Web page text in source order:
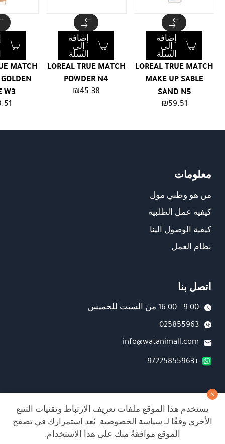
LOREAL TRUE MATCH
MAKE UP SABLE
SAND N5
₪59.51
إضافة
إلى
السلة
LOREAL TRUE MATCH
POWDER N4
₪45.38
إضافة
إلى
السلة
MATCH
W3
معلومات
من هو وطني مول
كيفية عمل الطلبية
كيفية الوصول الينا
نظام العمل
اتصل بنا
9:00 - 16:00 من السبت للخميس
025855963
info@watanimall.com
+97225855963
فروع
تابعونا على صفحة الفيسبوك
تابعونا على انستغرام
يستخدم هذا الموقع ملفات تعريف الارتباط وتقنيات التتبع
الأخرى وفقًا لـسياسة الخصوصية. يُعد استمرارك في تصفح
الموقع موافقةً منك على هذا الاستخدام.